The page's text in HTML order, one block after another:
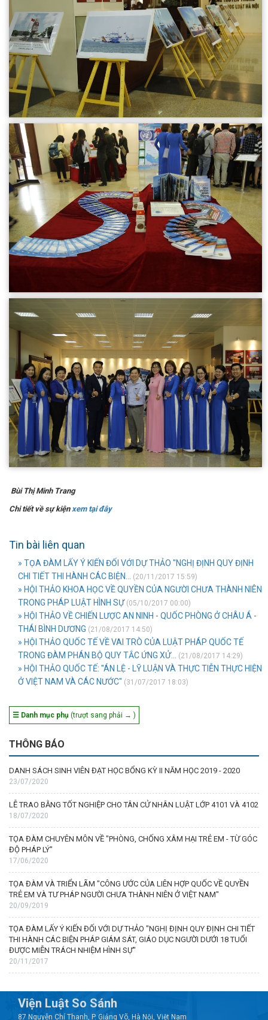
Bùi Thị Minh Trang
Chi tiết về sự kiệnxem tại đây
Tin bài liên quan
» TỌA ĐÀM LẤY Ý KIẾN ĐỐI VỚI DỰ THẢO "NGHỊ ĐỊNH QUY ĐỊNH
CHI TIẾT THI HÀNH CÁC BIỆN... (20/11/2017 15:59)
» HỘI THẢO KHOA HỌC VỀ QUYỀN CỦA NGƯỜI CHƯA THÀNH NIÊN
TRONG PHÁP LUẬT HÌNH SỰ(05/10/2017 00:00)
» HỘI THẢO VỀ CHIẾN LƯỢC AN NINH - QUỐC PHÒNG Ở CHÂU Á -
THÁI BÌNH DƯƠNG (21/08/2017 14:50)
» HỘI THẢO QUỐC TẾ VỀ VAI TRÒ CỦA LUẬT PHÁP QUỐC TẾ
TRONG ĐÀM PHÁN BỘ QUY TẮC ỨNG XỬ... (21/08/2017 14:29)
» HỘI THẢO QUỐC TẾ: "ÁN LỆ - LỸ LUẬN VÀ THỰC TIỄN THỰC HIỆN
Ở VIỆT NAM VÀ CÁC NƯỚC" (31/07/2017 18:03)
☰ Danh mục phụ (trượt sang phải → )
THÔNG BÁO
DANH SÁCH SINH VIÊN ĐẠT HỌC BỔNG KỲ II NĂM HỌC 2019 - 2020
23/07/2020
LỄ TRAO BẰNG TỐT NGHIỆP CHO TÂN CỬ NHÂN LUẬT LỚP 4101 VÀ 4102
18/07/2020
TỌA ĐÀM CHUYÊN MÔN VỀ "PHÒNG, CHỐNG XÂM HẠI TRẺ EM - TỪ GÓC
ĐỘ PHÁP LÝ"
17/06/2020
TỌA ĐÀM VÀ TRIỂN LÃM "CÔNG ƯỚC CỦA LIÊN HỢP QUỐC VỀ QUYỀN
TRẺ EM VÀ TƯ PHÁP NGƯỜI CHƯA THÀNH NIÊN Ở VIỆT NAM"
20/09/2019
TỌA ĐÀM LẤY Ý KIẾN ĐỐI VỚI DỰ THẢO "NGHỊ ĐỊNH QUY ĐỊNH CHI TIẾT
THI HÀNH CÁC BIỆN PHÁP GIÁM SÁT, GIÁO DỤC NGƯỜI DƯỚI 18 TUỔI
ĐƯỢC MIỄN TRÁCH NHIỆM HÌNH SỰ"
20/11/2017
Viện Luật So Sánh
87 Nguyễn Chí Thanh, P. Giảng Võ, Hà Nội, Việt Nam